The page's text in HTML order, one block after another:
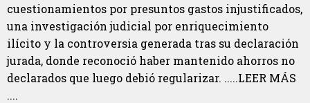
cuestionamientos por presuntos gastos injustificados,
una investigación judicial por enriquecimiento
ilícito y la controversia generada tras su declaración
jurada, donde reconoció haber mantenido ahorros no
declarados que luego debió regularizar. .....LEER MÁS
....